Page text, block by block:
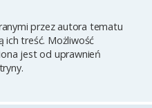
przez autora tematu
ich treść. Możliwość
jest od uprawnień